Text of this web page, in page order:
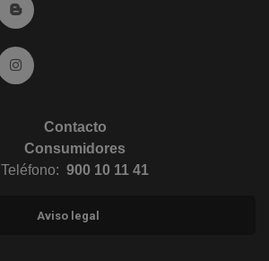
Ir al Blog (abre en ventana nueva)
Ir a Instagram (abre en ventana nueva)
Contacto
Consumidores
Teléfono: 900 10 11 41
Aviso legal